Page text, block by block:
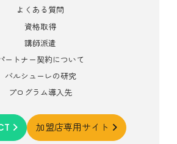
よくある質問
資格取得
講師派遣
ートナー契約について
バルシューレの研究
プログラム導入先
加盟店専用サイト